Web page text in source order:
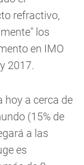
refractivo,
los
en IMO
2017.
hoy a cerca de
(15% de
a las
es